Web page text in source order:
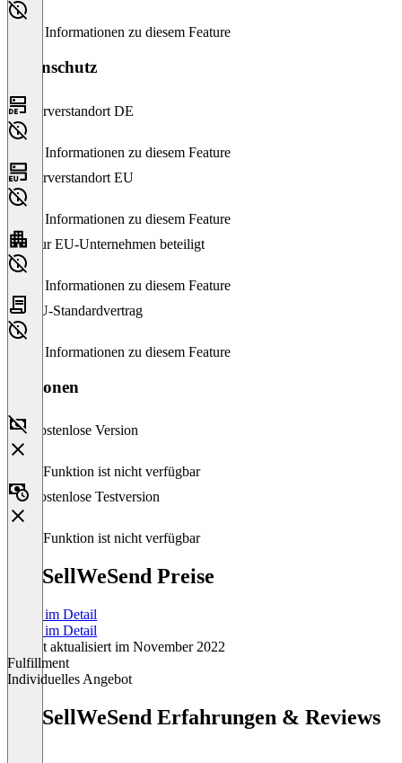
Keine Informationen zu diesem Feature
Datenschutz
Serverstandort DE
Keine Informationen zu diesem Feature
Serverstandort EU
Keine Informationen zu diesem Feature
Nur EU-Unternehmen beteiligt
Keine Informationen zu diesem Feature
EU-Standardvertrag
Keine Informationen zu diesem Feature
Versionen
Kostenlose Version
Diese Funktion ist nicht verfügbar
Kostenlose Testversion
Diese Funktion ist nicht verfügbar
YouSellWeSend Preise
Preise im Detail
Preise im Detail
Zuletzt aktualisiert im November 2022
Fulfillment
Individuelles Angebot
YouSellWeSend Erfahrungen & Reviews